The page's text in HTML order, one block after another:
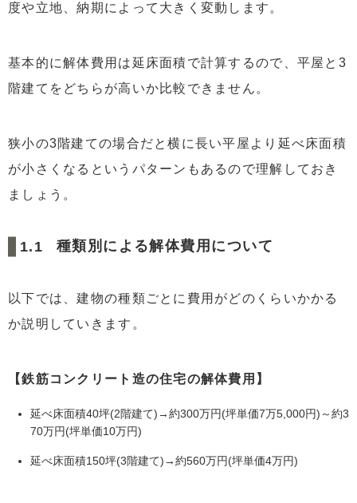
度や立地、納期によって大きく変動します。
基本的に解体費用は延床面積で計算するので、平屋と3
階建てをどちらが高いか比較できません。
狭小の3階建ての場合だと横に長い平屋より延べ床面積
が小さくなるというパターンもあるので理解しておき
ましょう。
種類別による解体費用について
以下では、建物の種類ごとに費用がどのくらいかかる
か説明していきます。
【鉄筋コンクリート造の住宅の解体費用】
延べ床面積40坪(2階建て)→約300万円(坪単価7万5,000円)～約3
70万円(坪単価10万円)
延べ床面積150坪(3階建て)→約560万円(坪単価4万円)